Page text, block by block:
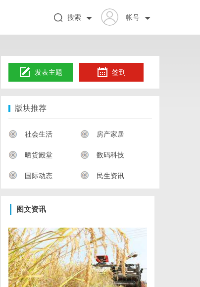
帐号
搜索
发表主题 签到
版块推荐
社会生活 房产家居
晒货殿堂 数码科技
国际动态 民生资讯
图文资讯